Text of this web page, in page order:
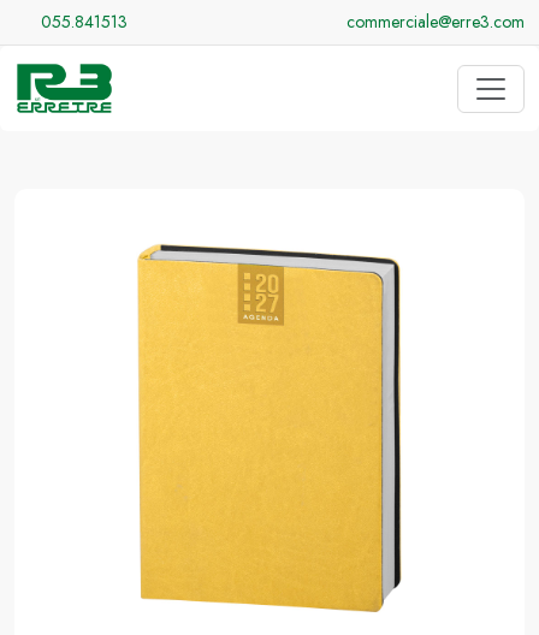
055.841513 commerciale@erre3.com